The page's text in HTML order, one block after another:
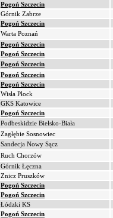
Pogoń Szczecin
Górnik Zabrze
Pogoń Szczecin
Warta Poznań
Pogoń Szczecin
Pogoń Szczecin
Pogoń Szczecin
Pogoń Szczecin
Pogoń Szczecin
Wisła Płock
GKS Katowice
Pogoń Szczecin
Podbeskidzie Bielsko-Biała
Zagłębie Sosnowiec
Sandecja Nowy Sącz
Ruch Chorzów
Górnik Łęczna
Znicz Pruszków
Pogoń Szczecin
Pogoń Szczecin
Łódzki KS
Pogoń Szczecin